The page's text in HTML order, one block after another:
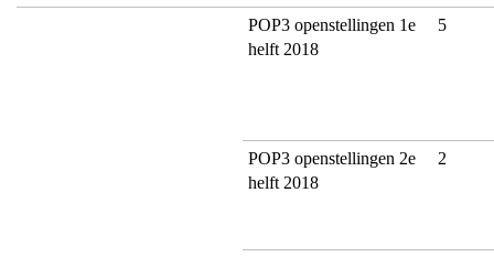
POP3 openstellingen 1e
helft 2018
5
POP3 openstellingen 2e
helft 2018
2